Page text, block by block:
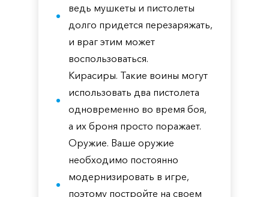
ведь мушкеты и пистолеты
долго придется перезаряжать,
и враг этим может
воспользоваться.
Кирасиры. Такие воины могут
использовать два пистолета
одновременно во время боя,
а их броня просто поражает.
Оружие. Ваше оружие
необходимо постоянно
модернизировать в игре,
поэтому постройте на своем